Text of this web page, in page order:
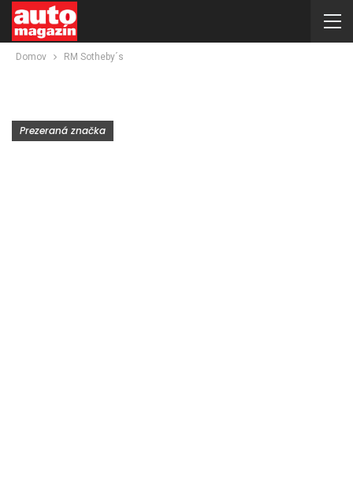
Domov RM Sotheby´s
Prezeraná značka